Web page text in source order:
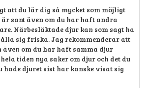
att du lär dig så mycket som möjligt
är sant även om du har haft andra
Närbesläktade djur kan som sagt ha
sig friska. Jag rekommenderar att
även om du har haft samma djur
tiden nya saker om djur och det du
djuret sist har kanske visat sig